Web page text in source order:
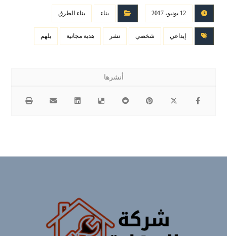
12 يونيو، 2017 بناء بناء الطرق
إبداعي شخصي نشر هدية مجانية يلهم